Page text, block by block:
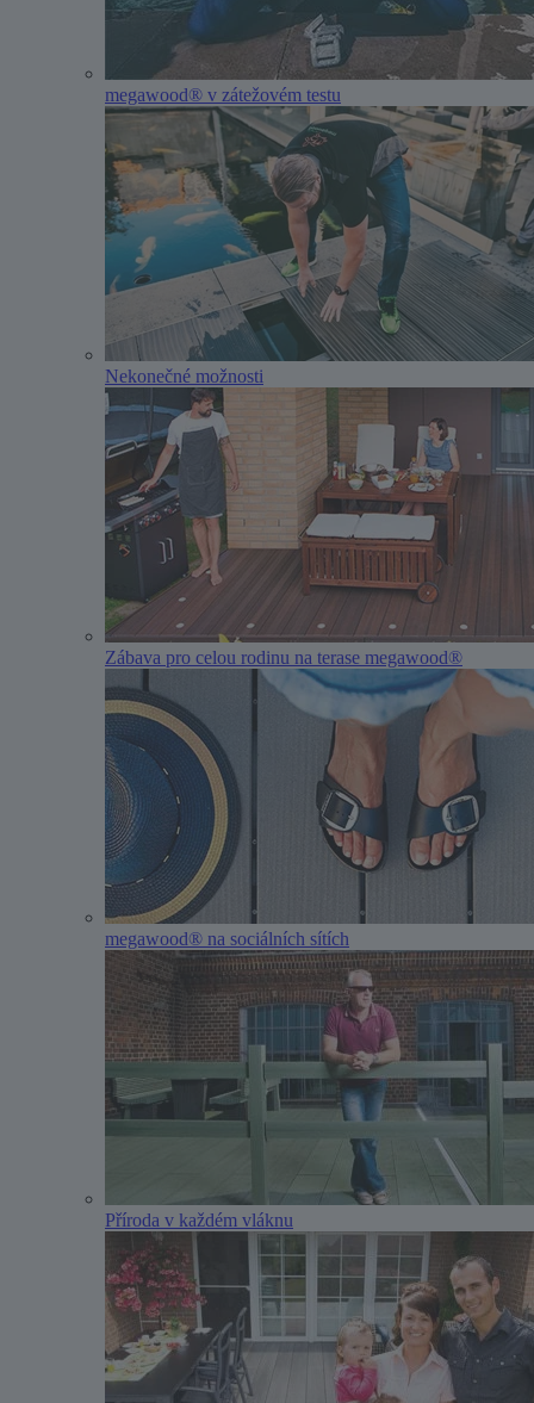
megawood® v zátežovém testu
Nekonečné možnosti
Zábava pro celou rodinu na terase megawood®
megawood® na sociálních sítích
Příroda v každém vláknu